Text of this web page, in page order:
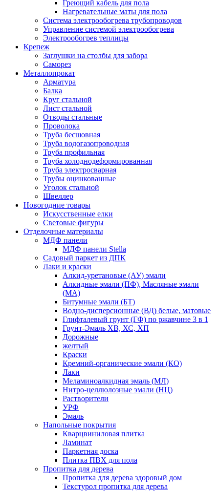
Греющий кабель для пола
Нагревательные маты для пола
Система электрообогрева трубопроводов
Управление системой электрообогрева
Электрообогрев теплицы
Крепеж
Заглушки на столбы для забора
Саморез
Металлопрокат
Арматура
Балка
Круг стальной
Лист стальной
Отводы стальные
Проволока
Труба бесшовная
Труба водогазопроводная
Труба профильная
Труба холоднодеформированная
Труба электросварная
Трубы оцинкованные
Уголок стальной
Швеллер
Новогодние товары
Искусственные елки
Световые фигуры
Отделочные материалы
МДФ панели
МДФ панели Stella
Садовый паркет из ДПК
Лаки и краски
Алкид-уретановые (АУ) эмали
Алкидные эмали (ПФ), Масляные эмали
(МА)
Битумные эмали (БТ)
Водно-дисперсионные (ВД) белые, матовые
Глифталевый грунт (ГФ) по ржавчине 3 в 1
Грунт-Эмаль ХВ, ХС, ХП
Дорожные
желтый
Краски
Кремний-органические эмали (КО)
Лаки
Меламиноалкидная эмаль (МЛ)
Нитро-целлюлозные эмали (НЦ)
Растворители
УРФ
Эмаль
Напольные покрытия
Кварцвиниловая плитка
Ламинат
Паркетная доска
Плитка ПВХ для пола
Пропитка для дерева
Пропитка для дерева здоровый дом
Текстурол пропитка для дерева